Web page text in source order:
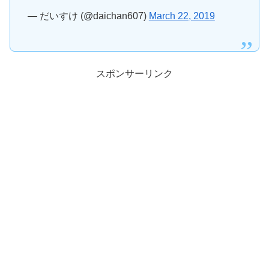
— だいすけ (@daichan607) March 22, 2019
スポンサーリンク